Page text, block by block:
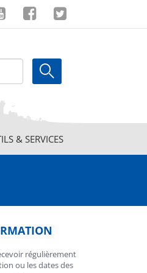
FacebookTwitter
& SERVICES
régulièrement
ou les dates des